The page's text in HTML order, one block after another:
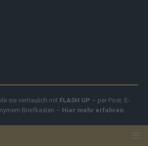
sie vertraulich mit FLASH UP – per Post, E-
Briefkasten – Hier mehr erfahren.